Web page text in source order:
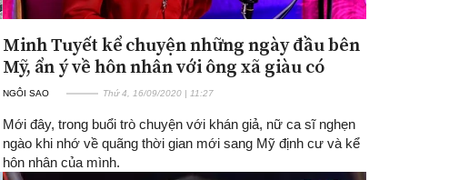
Minh Tuyết kể chuyện những ngày đầu bên
Mỹ, ẩn ý về hôn nhân với ông xã giàu có
NGÔI SAO Thứ 4, 16/09/2020 | 11:27
Mới đây, trong buổi trò chuyện với khán giả, nữ ca sĩ nghẹn
ngào khi nhớ về quãng thời gian mới sang Mỹ định cư và kể
hôn nhân của mình.